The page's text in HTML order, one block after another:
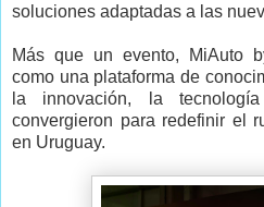
soluciones adaptadas a las
Más que un evento, MiAuto
como una plataforma de
la innovación, la
convergieron para redefinir el
en Uruguay.